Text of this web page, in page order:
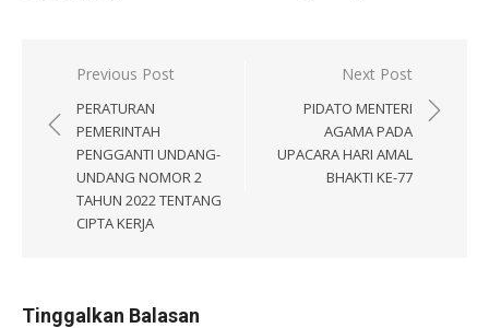
Navigasi
pos
Previous Post
PERATURAN
PEMERINTAH
PENGGANTI UNDANG-
UNDANG NOMOR 2
TAHUN 2022 TENTANG
CIPTA KERJA
Next Post
PIDATO MENTERI
AGAMA PADA
UPACARA HARI AMAL
BHAKTI KE-77
Tinggalkan Balasan